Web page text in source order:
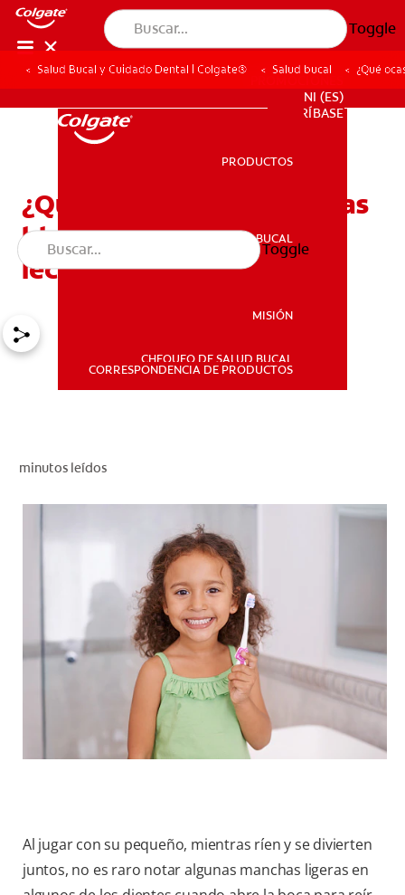
Toggle
SALUD BUCAL
NI (ES)
SUSCRÍBASE
PRODUCTOS
SALUD BUCAL
MISIÓN
CHEQUEO DE SALUD BUCAL
CORRESPONDENCIA DE PRODUCTOS
Toggle
Salud Bucal y Cuidado Dental | Colgate® Salud bucal ¿Qué
¿Qué ocasiona las manchas
blancas en los dientes de
leche?
minutos leídos
Al jugar con su pequeño, mientras ríen y se divierten
juntos, no es raro notar algunas manchas ligeras en